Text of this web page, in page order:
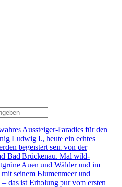
Aussteiger-Paradies für den
Ludwig I., heute ein echtes
begeistert sein von der
Bad Brückenau. Mal wild-
Auen und Wälder und im
seinem Blumenmeer und
das ist Erholung pur vom ersten